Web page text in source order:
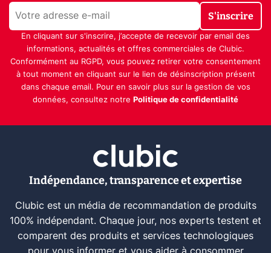
S'inscrire
En cliquant sur s'inscrire, j’accepte de recevoir par email des
informations, actualités et offres commerciales de Clubic.
Conformément au RGPD, vous pouvez retirer votre consentement
à tout moment en cliquant sur le lien de désinscription présent
dans chaque email. Pour en savoir plus sur la gestion de vos
données, consultez notre Politique de confidentialité
Indépendance, transparence et expertise
Clubic est un média de recommandation de produits
100% indépendant. Chaque jour, nos experts testent et
comparent des produits et services technologiques